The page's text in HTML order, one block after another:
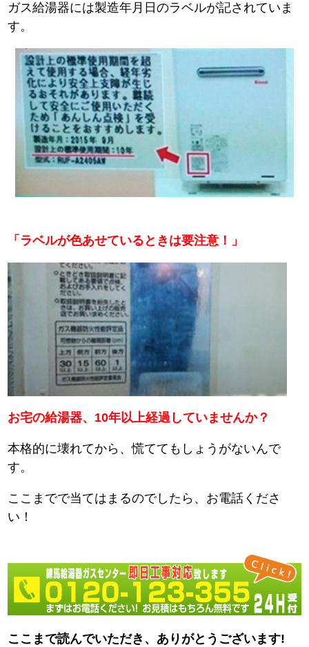
ガス給湯器には製造年月日のラベルが記されていま
す。
「ラベルが色あせているときは要注意！」
お宅の給湯器、10年以上経過していませんか？
本格的に壊れてから、慌ててもしょうがないんで
す。
ここまでで当てはまるのでしたら、お電話くださ
い！
ここまで読んでいただき、ありがとうございます!